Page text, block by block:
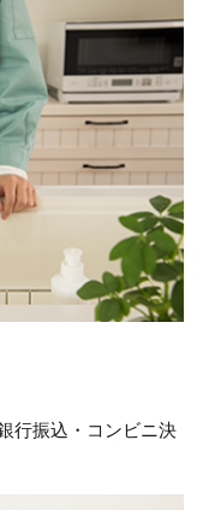
行振込・コンビニ決